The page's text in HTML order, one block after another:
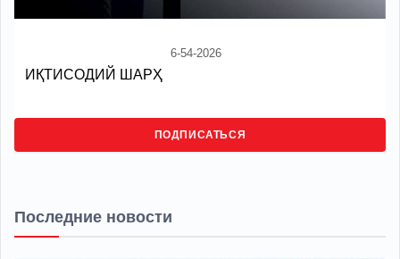
6-54-2026
ИҚТИСОДИЙ ШАРҲ
ПОДПИСАТЬСЯ
Последние новости